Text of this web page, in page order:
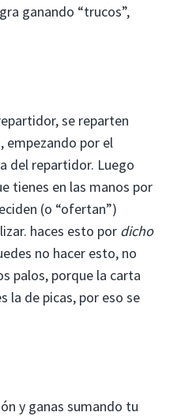
ganando “trucos”,
se reparten
empezando por el
del repartidor. Luego
tienes en las manos por
(o “ofertan”)
haces esto por dicho
no hacer esto, no
palos, porque la carta
la de picas, por eso se
y ganas sumando tu